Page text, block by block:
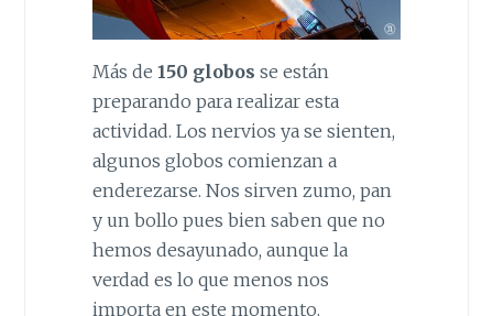
Más de 150 globos se están
preparando para realizar esta
actividad. Los nervios ya se sienten,
algunos globos comienzan a
enderezarse. Nos sirven zumo, pan
y un bollo pues bien saben que no
hemos desayunado, aunque la
verdad es lo que menos nos
importa en este momento.